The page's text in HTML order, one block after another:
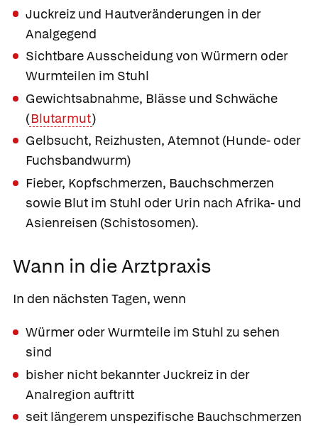
Juckreiz und Hautveränderungen in der
Analgegend
Sichtbare Ausscheidung von Würmern oder
Wurmteilen im Stuhl
Gewichtsabnahme, Blässe und Schwäche
(Blutarmut)
Gelbsucht, Reizhusten, Atemnot (Hunde- oder
Fuchsbandwurm)
Fieber, Kopfschmerzen, Bauchschmerzen
sowie Blut im Stuhl oder Urin nach Afrika- und
Asienreisen (Schistosomen).
Wann in die Arztpraxis
In den nächsten Tagen, wenn
Würmer oder Wurmteile im Stuhl zu sehen
sind
bisher nicht bekannter Juckreiz in der
Analregion auftritt
seit längerem unspezifische Bauchschmerzen